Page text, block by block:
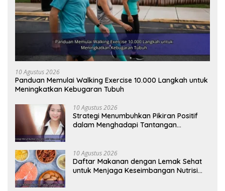
10 Agustus 2026
Panduan Memulai Walking Exercise 10.000 Langkah untuk
Meningkatkan Kebugaran Tubuh
10 Agustus 2026
Strategi Menumbuhkan Pikiran Positif
dalam Menghadapi Tantangan
10 Agustus 2026
Daftar Makanan dengan Lemak Sehat
untuk Menjaga Keseimbangan Nutrisi